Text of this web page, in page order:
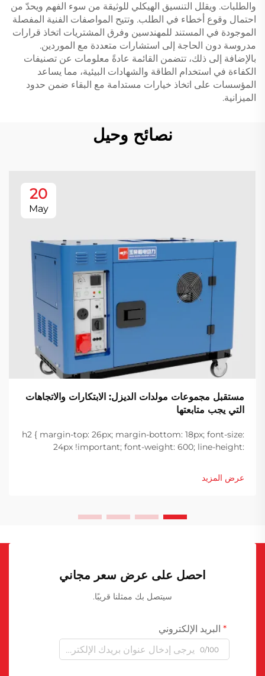
والطلبات. ويقلل التنسيق الهيكلي للوثيقة من سوء الفهم ويحدّ من
احتمال وقوع أخطاء في الطلب. وتتيح المواصفات الفنية المفصلة
الموجودة في المستند للمهندسين وفرق المشتريات اتخاذ قرارات
مدروسة دون الحاجة إلى استشارات متعددة مع الموردين.
بالإضافة إلى ذلك، تتضمن القائمة عادةً معلومات عن تصنيفات
الكفاءة في استخدام الطاقة والشهادات البيئية، مما يساعد
المؤسسات على اتخاذ خيارات مستدامة مع البقاء ضمن حدود
الميزانية.
نصائح وحيل
20
May
مستقبل مجموعات مولدات الديزل: الابتكارات والاتجاهات
التي يجب متابعتها
h2 { margin-top: 26px; margin-bottom: 18px; font-size:
24px !important; font-weight: 600; line-height:
font-size: 20px !important; font-weight: 600; line-
height: ...}
عرض المزيد
احصل على عرض سعر مجاني
سيتصل بك ممثلنا قريبًا.
البريد الإلكتروني
0/100